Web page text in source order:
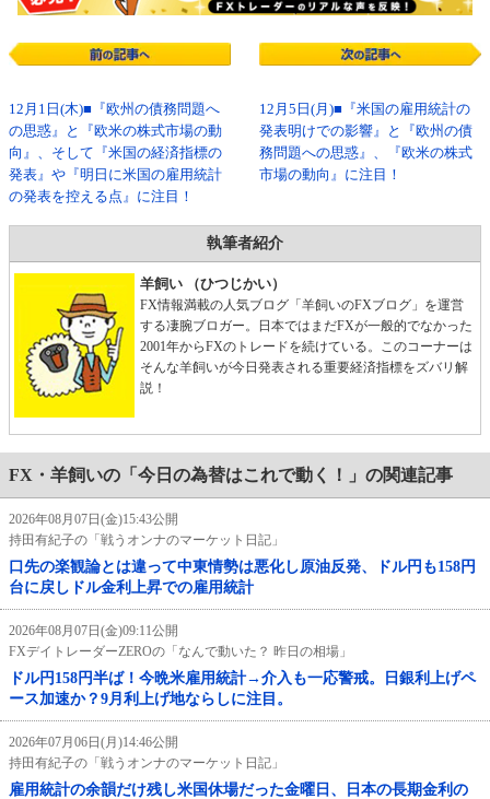
12月1日(木)■『欧州の債務問題へ
の思惑』と『欧米の株式市場の動
向』、そして『米国の経済指標の
発表』や『明日に米国の雇用統計
の発表を控える点』に注目！
12月5日(月)■『米国の雇用統計の
発表明けでの影響』と『欧州の債
務問題への思惑』、『欧米の株式
市場の動向』に注目！
執筆者紹介
羊飼い （ひつじかい）
FX情報満載の人気ブログ「羊飼いのFXブログ」を運営
する凄腕ブロガー。日本ではまだFXが一般的でなかった
2001年からFXのトレードを続けている。このコーナーは
そんな羊飼いが今日発表される重要経済指標をズバリ解
説！
FX・羊飼いの「今日の為替はこれで動く！」の関連記事
2026年08月07日(金)15:43公開
持田有紀子の「戦うオンナのマーケット日記」
口先の楽観論とは違って中東情勢は悪化し原油反発、ドル円も158円
台に戻しドル金利上昇での雇用統計
2026年08月07日(金)09:11公開
FXデイトレーダーZEROの「なんで動いた？ 昨日の相場」
ドル円158円半ば！今晩米雇用統計→介入も一応警戒。日銀利上げペ
ース加速か？9月利上げ地ならしに注目。
2026年07月06日(月)14:46公開
持田有紀子の「戦うオンナのマーケット日記」
雇用統計の余韻だけ残し米国休場だった金曜日、日本の長期金利の